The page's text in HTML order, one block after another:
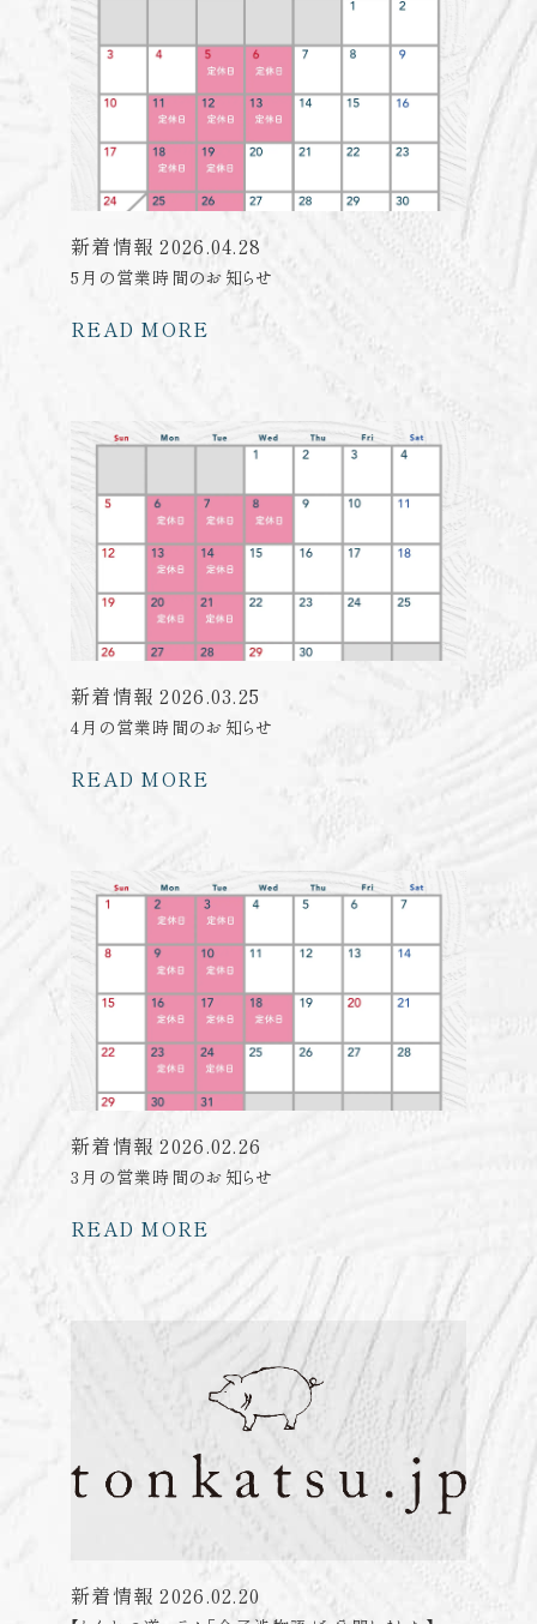
新着情報 2026.04.28
5月の営業時間のお知らせ
READ MORE
新着情報 2026.03.25
4月の営業時間のお知らせ
READ MORE
新着情報 2026.02.26
3月の営業時間のお知らせ
READ MORE
新着情報 2026.02.20